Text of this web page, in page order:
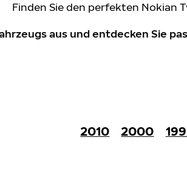
Finden Sie den perfekten Nokian
aus und entdecken Sie
2010 2000